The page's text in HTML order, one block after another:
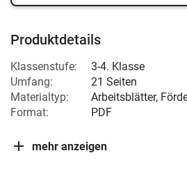
Produktdetails
Klassenstufe:
3-4. Klasse
Umfang:
21 Seiten
Materialtyp:
Arbeitsblätter,
Format:
PDF
mehr anzeigen